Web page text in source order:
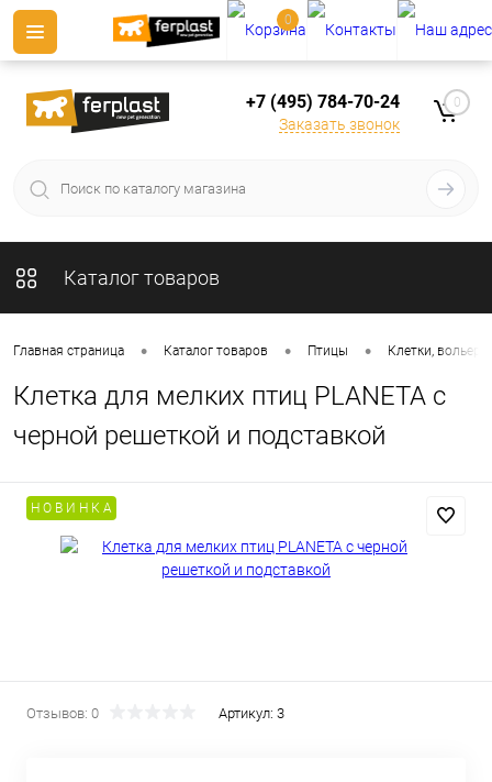
+7 (495) 784-70-24
Заказать звонок
0
Каталог товаров
Главная страница • Каталог товаров • Птицы • Клетки,
Клетка для мелких птиц PLANETA с
черной решеткой и подставкой
Н О В И Н К А
Отзывов: 0 Артикул: 3
0